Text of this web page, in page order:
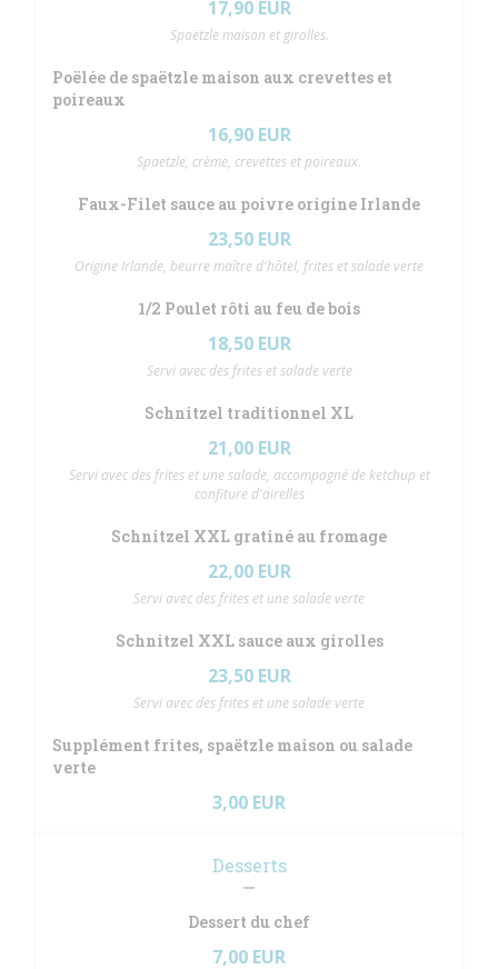
17,90 EUR
Spaëtzle maison et girolles.
Poëlée de spaëtzle maison aux crevettes et
poireaux
16,90 EUR
Spaetzle, crème, crevettes et poireaux.
Faux-Filet sauce au poivre origine Irlande
23,50 EUR
Origine Irlande, beurre maître d'hôtel, frites et salade verte
1/2 Poulet rôti au feu de bois
18,50 EUR
Servi avec des frites et salade verte
Schnitzel traditionnel XL
21,00 EUR
Servi avec des frites et une salade, accompagné de ketchup et
confiture d'airelles
Schnitzel XXL gratiné au fromage
22,00 EUR
Servi avec des frites et une salade verte
Schnitzel XXL sauce aux girolles
23,50 EUR
Servi avec des frites et une salade verte
Supplément frites, spaëtzle maison ou salade
verte
3,00 EUR
Desserts
Dessert du chef
7,00 EUR